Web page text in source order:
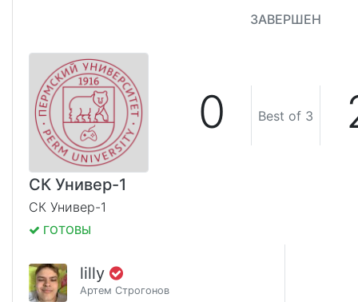
ЗАВЕРШЕН
0 Best of 3
СК Универ-1
СК Универ-1
ГОТОВЫ
lilly
Артем Строгонов